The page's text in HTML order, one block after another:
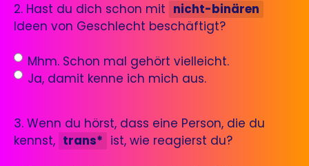
2. Hast du dich schon mit nicht-binären
Ideen von Geschlecht beschäftigt?
Mhm. Schon mal gehört vielleicht.
Ja, damit kenne ich mich aus.
3. Wenn du hörst, dass eine Person, die du
kennst, trans* ist, wie reagierst du?